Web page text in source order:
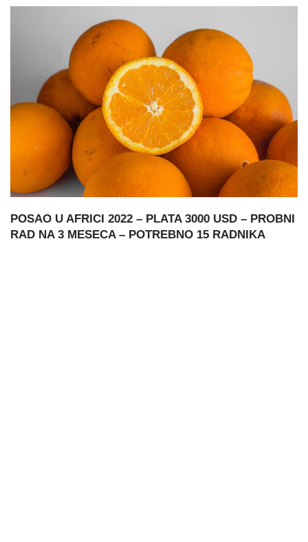
POSAO U AFRICI 2022 – PLATA 3000 USD – PROBNI
RAD NA 3 MESECA – POTREBNO 15 RADNIKA